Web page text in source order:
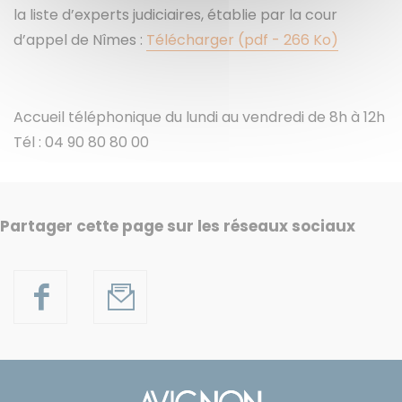
la liste d’experts judiciaires, établie par la cour
d’appel de Nîmes : Télécharger (pdf - 266 Ko)
Accueil téléphonique du lundi au vendredi de 8h à 12h
Tél : 04 90 80 80 00
Partager cette page sur les réseaux sociaux